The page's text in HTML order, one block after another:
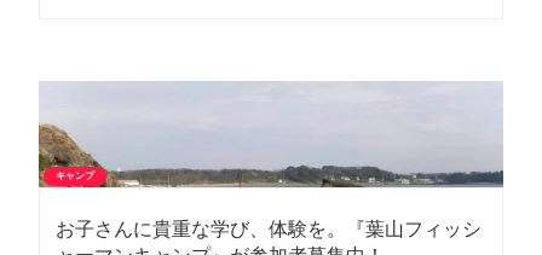
キャンプ
お子さんに貴重な学び、体験を。『葉山フィッシ